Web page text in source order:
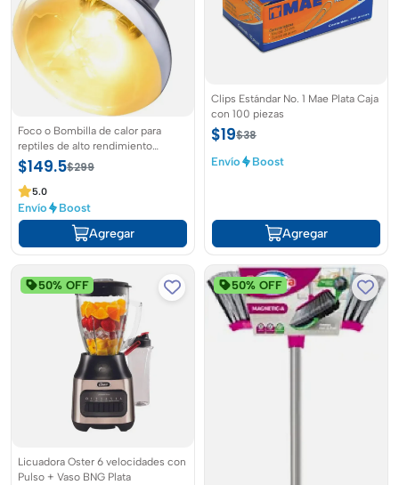
Foco o Bombilla de calor para
reptiles de alto rendimiento
simulador de luz natural
$149.5$299
5.0
Envío Boost
Agregar
Clips Estándar No. 1 Mae Plata Caja
con 100 piezas
$19$38
Envío Boost
Agregar
50% OFF
Licuadora Oster 6 velocidades con
Pulso + Vaso BNG Plata
50% OFF